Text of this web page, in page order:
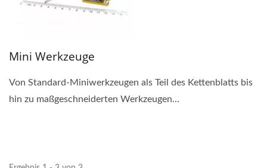
Mini Werkzeuge
Von Standard-Miniwerkzeugen als Teil des Kettenblatts bis
hin zu maßgeschneiderten Werkzeugen...